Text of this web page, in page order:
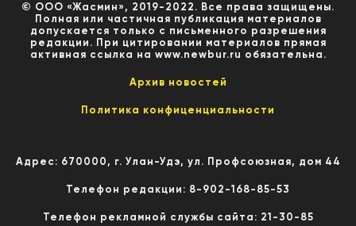
© ООО «Жасмин», 2019-2022. Все права защищены.
Полная или частичная публикация материалов
допускается только с письменного разрешения
редакции. При цитировании материалов прямая
активная ссылка на www.newbur.ru обязательна.
Архив новостей
Политика конфиценциальности
Адрес: 670000, г. Улан-Удэ, ул. Профсоюзная, дом 44
Телефон редакции: 8-902-168-85-53
Телефон рекламной службы сайта: 21-30-85